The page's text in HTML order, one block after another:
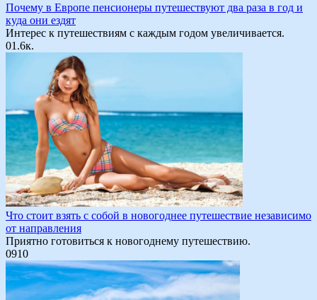
Почему в Европе пенсионеры путешествуют два раза в год и
куда они ездят
Интерес к путешествиям с каждым годом увеличивается.
01.6к.
Что стоит взять с собой в новогоднее путешествие независимо
от направления
Приятно готовиться к новогоднему путешествию.
0910